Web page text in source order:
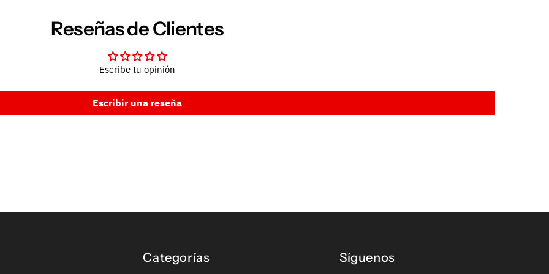
Reseñas de Clientes
Escribe tu opinión
Escribir una reseña
Categorías Síguenos